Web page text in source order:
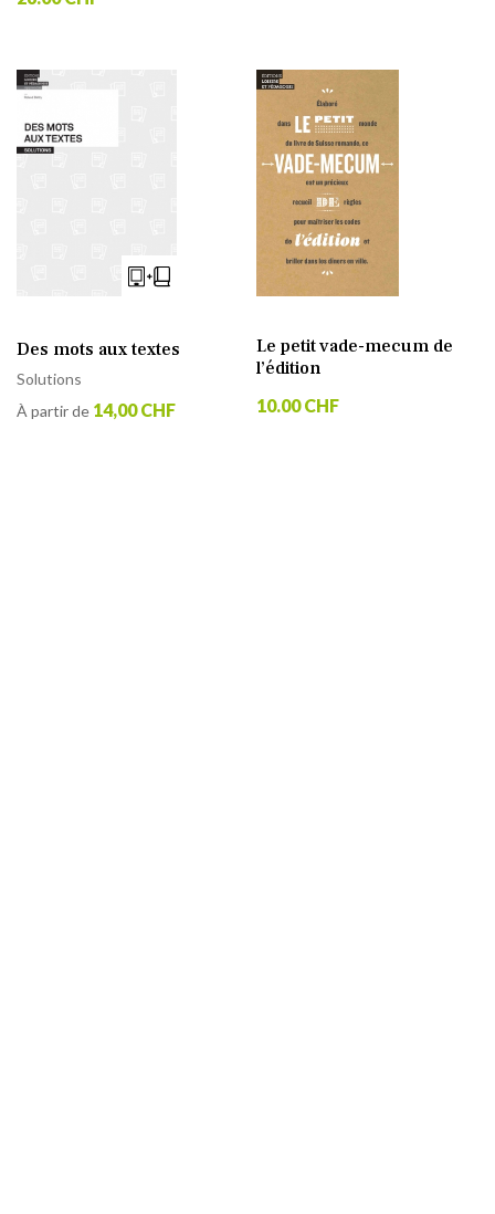
Des mots aux textes
Solutions
À partir de 14,00 CHF
Le petit vade-mecum de
l’édition
10.00 CHF